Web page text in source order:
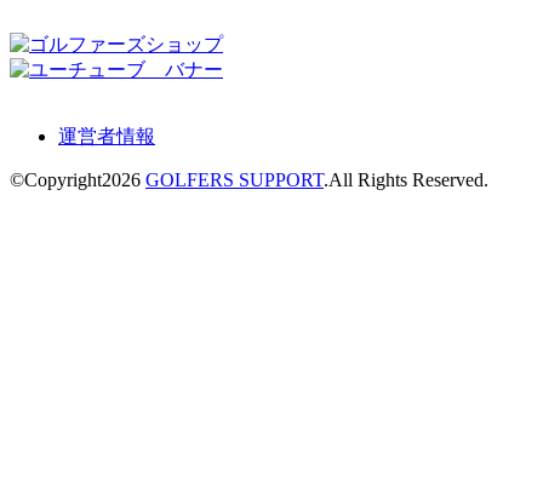
運営者情報
©Copyright2026 GOLFERS SUPPORT.All Rights Reserved.